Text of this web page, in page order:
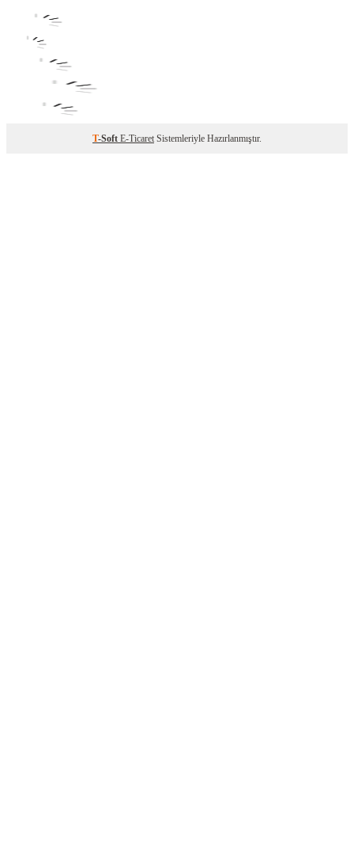
T-Soft E-Ticaret Sistemleriyle Hazırlanmıştır.